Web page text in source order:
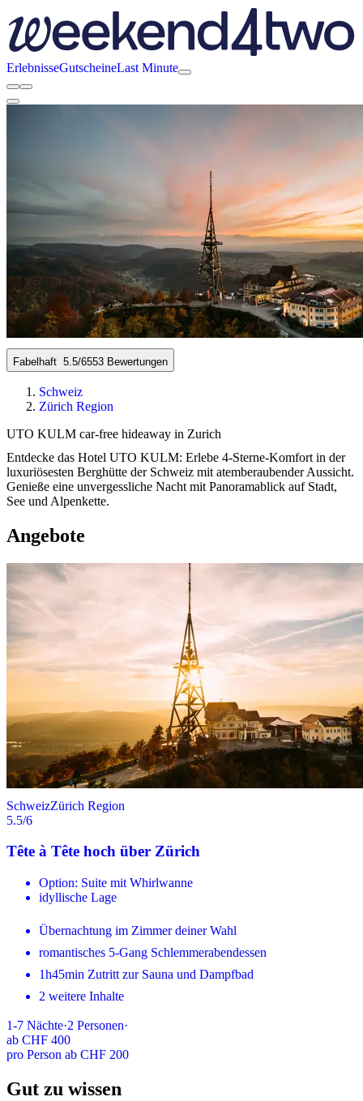
ErlebnisseGutscheineLast Minute
Fabelhaft 5.5/6553 Bewertungen
Schweiz
Zürich Region
UTO KULM car-free hideaway in Zurich
Entdecke das Hotel UTO KULM: Erlebe 4-Sterne-Komfort in der
luxuriösesten Berghütte der Schweiz mit atemberaubender Aussicht.
Genieße eine unvergessliche Nacht mit Panoramablick auf Stadt,
See und Alpenkette.
Angebote
SchweizZürich Region
5.5/6
Tête à Tête hoch über Zürich
Option: Suite mit Whirlwanne
idyllische Lage
Übernachtung im Zimmer deiner Wahl
romantisches 5-Gang Schlemmerabendessen
1h45min Zutritt zur Sauna und Dampfbad
2 weitere Inhalte
1-7 Nächte·2 Personen·
ab CHF 400
pro Person ab CHF 200
Gut zu wissen